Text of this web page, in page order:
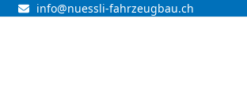
info@nuessli-fahrzeugbau.ch